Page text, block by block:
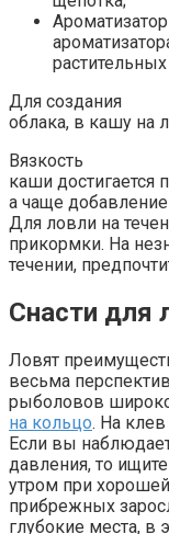
Для создания
облака, в кашу на
Вязкость
каши достигается
а чаще
Для ловли на
прикормки. На
течении,
Снасти для
Ловят
весьма
рыболовов
на кольцо. На
Если вы
давления, то
утром при
прибрежных
глубокие места, в